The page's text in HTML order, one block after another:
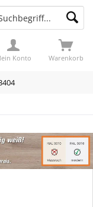
Warenkorb
Konto